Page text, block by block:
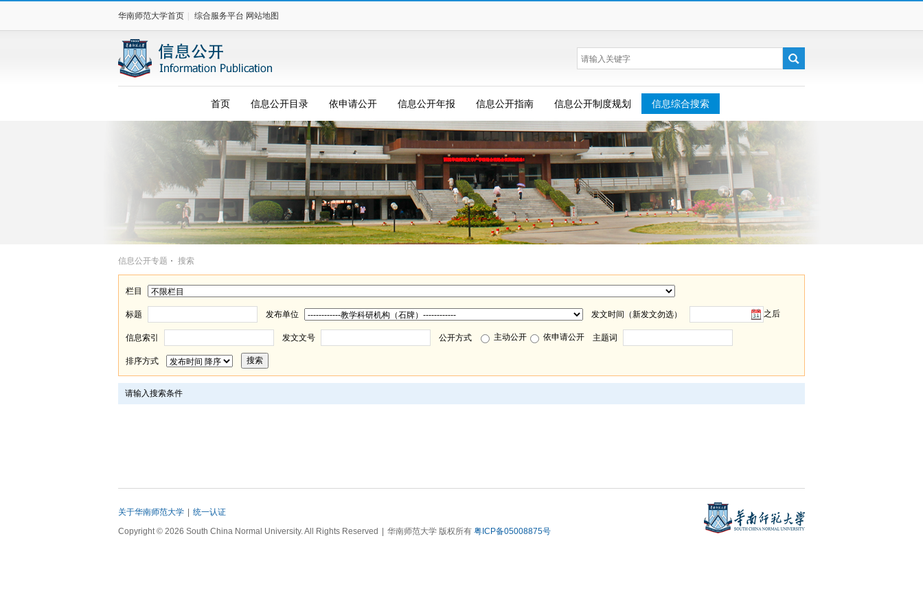
华南师范大学首页 综合服务平台 网站地图
首页 信息公开目录 依申请公开 信息公开年报 信息公开指南 信息公开制度规划 信息综合搜索
信息公开专题 搜索
栏目
标题 发布单位 发文时间（新发文勿选） 之后
信息索引 发文文号 公开方式 主动公开 依申请公开 主题词
排序方式
请输入搜索条件
关于华南师范大学
统一认证
Copyright © 2026 South China Normal University. All Rights Reserved
华南师范大学 版权所有 粤ICP备05008875号